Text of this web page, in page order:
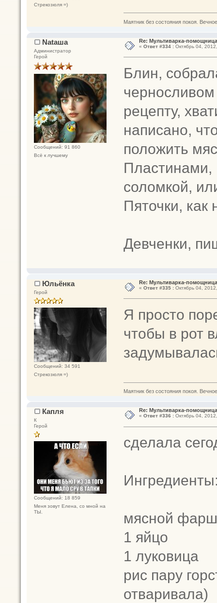
Стрекозюля =)
Маятник без состояния покоя. Вечное
Nataшa
Администратор
Герой
Сообщений: 91 860
Всё к лучшему
Re: Мультиварка-
« Ответ #334 :Октябрь 04,
Блин,
рецепту,
написано,
положить
Пластинами,
соломкой,
Пяточки,
Девченки,
Юльёнка
Герой
Сообщений: 34 591
Стрекозюля =)
Re: Мультиварка-
« Ответ #335 :Октябрь 04,
Я просто
чтобы в рот
Маятник без состояния покоя. Вечное
Капля
К
Герой
Сообщений: 18 859
Меня зовут Елена, со мной на
ТЫ.
Re: Мультиварка-
« Ответ #336 :Октябрь 04,
сделала
мясной
1 яйцо
1 луковица
рис пару
отваривала)